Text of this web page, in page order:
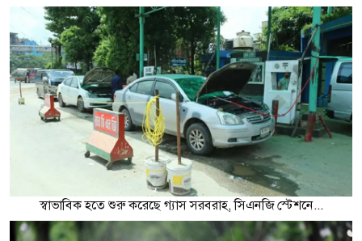
স্বাভাবিক হতে শুরু করেছে গ্যাস সরবরাহ, সিএনজি স্টেশনে...